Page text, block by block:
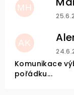
MH
AK
Komunikace
pořádku...